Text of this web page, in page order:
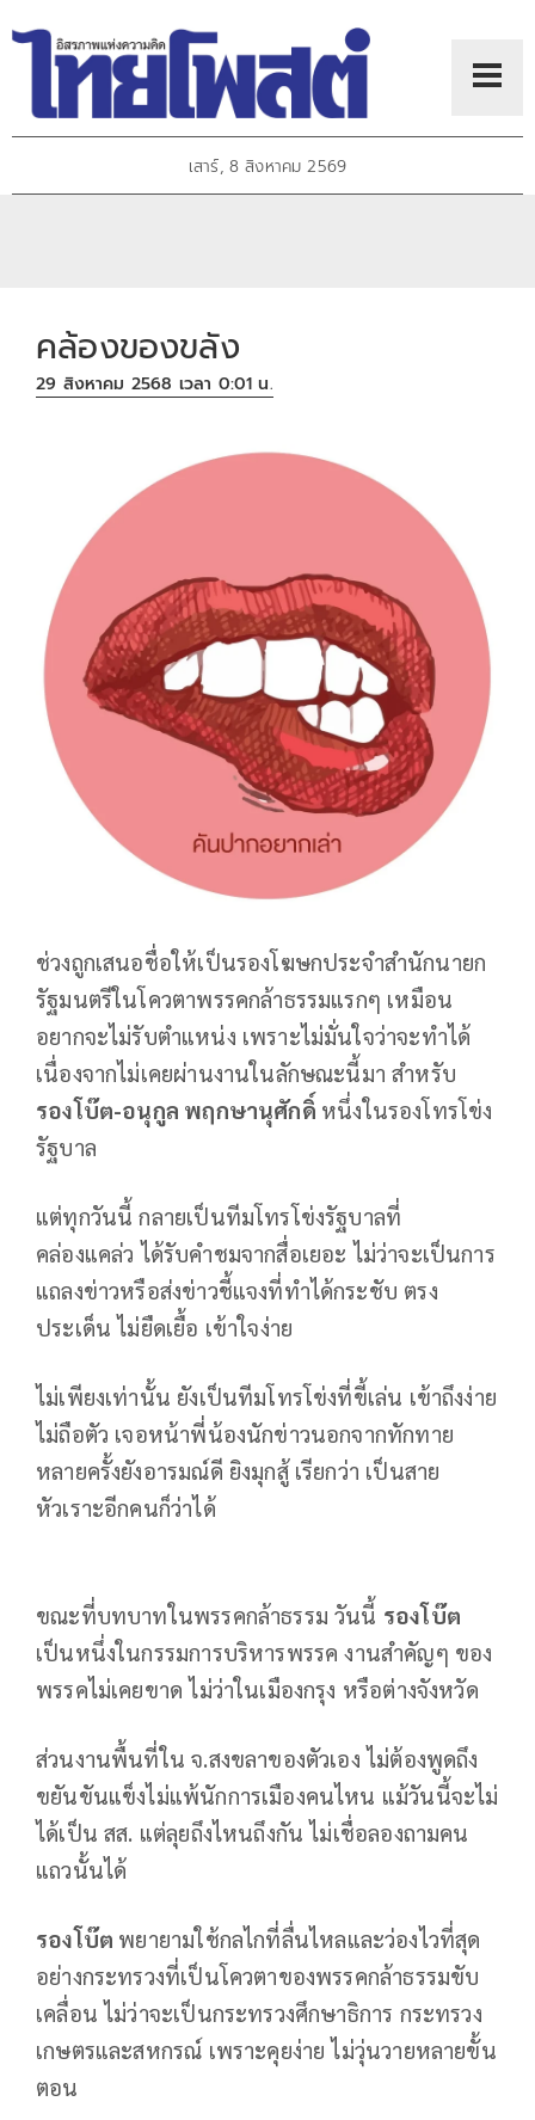
เสาร์, 8 สิงหาคม 2569
คล้องของขลัง
29 สิงหาคม 2568 เวลา 0:01 น.
ช่วงถูกเสนอชื่อให้เป็นรองโฆษกประจำสำนักนายก
รัฐมนตรีในโควตาพรรคกล้าธรรมแรกๆ เหมือน
อยากจะไม่รับตำแหน่ง เพราะไม่มั่นใจว่าจะทำได้
เนื่องจากไม่เคยผ่านงานในลักษณะนี้มา สำหรับ
รองโบ๊ต-อนุกูล พฤกษานุศักดิ์ หนึ่งในรองโทรโข่ง
รัฐบาล
แต่ทุกวันนี้ กลายเป็นทีมโทรโข่งรัฐบาลที่
คล่องแคล่ว ได้รับคำชมจากสื่อเยอะ ไม่ว่าจะเป็นการ
แถลงข่าวหรือส่งข่าวชี้แจงที่ทำได้กระชับ ตรง
ประเด็น ไม่ยืดเยื้อ เข้าใจง่าย
ไม่เพียงเท่านั้น ยังเป็นทีมโทรโข่งที่ขี้เล่น เข้าถึงง่าย
ไม่ถือตัว เจอหน้าพี่น้องนักข่าวนอกจากทักทาย
หลายครั้งยังอารมณ์ดี ยิงมุกสู้ เรียกว่า เป็นสาย
หัวเราะอีกคนก็ว่าได้
ขณะที่บทบาทในพรรคกล้าธรรม วันนี้ รองโบ๊ต
เป็นหนึ่งในกรรมการบริหารพรรค งานสำคัญๆ ของ
พรรคไม่เคยขาด ไม่ว่าในเมืองกรุง หรือต่างจังหวัด
ส่วนงานพื้นที่ใน จ.สงขลาของตัวเอง ไม่ต้องพูดถึง
ขยันขันแข็งไม่แพ้นักการเมืองคนไหน แม้วันนี้จะไม่
ได้เป็น สส. แต่ลุยถึงไหนถึงกัน ไม่เชื่อลองถามคน
แถวนั้นได้
รองโบ๊ต พยายามใช้กลไกที่ลื่นไหลและว่องไวที่สุด
อย่างกระทรวงที่เป็นโควตาของพรรคกล้าธรรมขับ
เคลื่อน ไม่ว่าจะเป็นกระทรวงศึกษาธิการ กระทรวง
เกษตรและสหกรณ์ เพราะคุยง่าย ไม่วุ่นวายหลายขั้น
ตอน